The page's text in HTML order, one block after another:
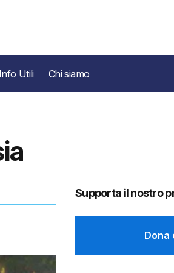
Utili Chi siamo
Supporta il nostro
Dona